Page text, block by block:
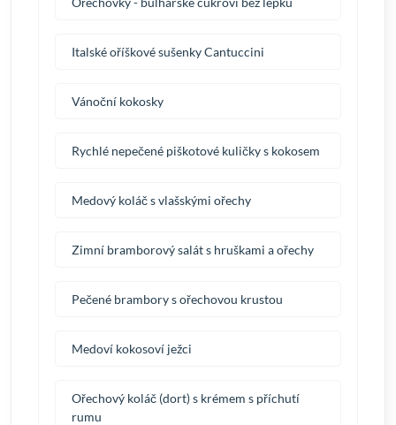
Italské oříškové sušenky Cantuccini
Vánoční kokosky
Rychlé nepečené piškotové kuličky s kokosem
Medový koláč s vlašskými ořechy
Zimní bramborový salát s hruškami a ořechy
Pečené brambory s ořechovou krustou
Medoví kokosoví ježci
Ořechový koláč (dort) s krémem s příchutí
rumu